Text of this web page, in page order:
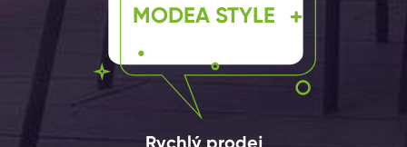
MODEA STYLE
Rychlý prodej